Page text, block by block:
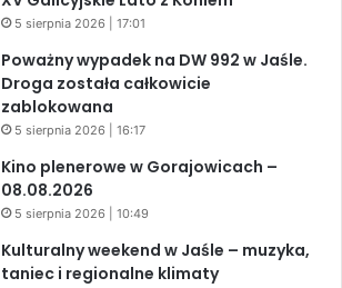
5 sierpnia 2026 | 17:01
Poważny wypadek na DW 992 w Jaśle.
Droga została całkowicie
zablokowana
5 sierpnia 2026 | 16:17
Kino plenerowe w Gorajowicach –
08.08.2026
5 sierpnia 2026 | 10:49
Kulturalny weekend w Jaśle – muzyka,
taniec i regionalne klimaty